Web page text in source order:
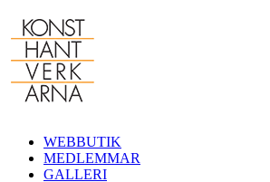
innehållet
WEBBUTIK
MEDLEMMAR
GALLERI